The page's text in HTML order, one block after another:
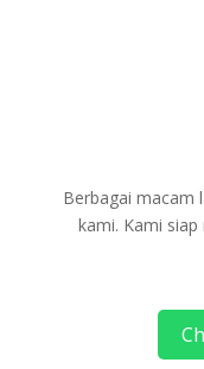
Berbagai macam
kami. Kami